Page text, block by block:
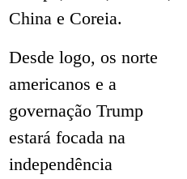
China e Coreia.
Desde logo, os norte
americanos e a
governação Trump
estará focada na
independência